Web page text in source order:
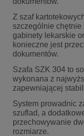
Z szaf
szczególnie
gabinety lekarskie
konieczne jest
dokumentów.
Szafa SZK 304 to
wykonana z
zapewniającej
System prowadnic
szuflad, a
przechowywanie
rozmiarze.